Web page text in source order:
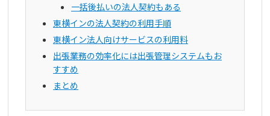
一括後払いの法人契約もある
東横インの法人契約の利用手順
東横イン法人向けサービスの利用料
出張業務の効率化には出張管理システムもお
すすめ
まとめ